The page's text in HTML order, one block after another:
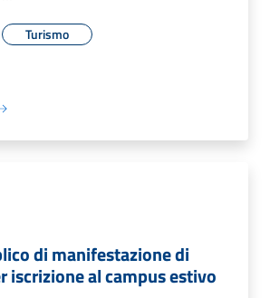
Turismo
di manifestazione di
iscrizione al campus estivo